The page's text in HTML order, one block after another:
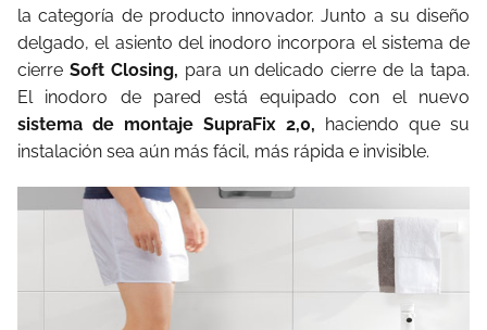
la categoría de producto innovador. Junto a su diseño
delgado, el asiento del inodoro incorpora el sistema de
cierre Soft Closing, para un delicado cierre de la tapa.
El inodoro de pared está equipado con el nuevo
sistema de montaje SupraFix 2,0, haciendo que su
instalación sea aún más fácil, más rápida e invisible.